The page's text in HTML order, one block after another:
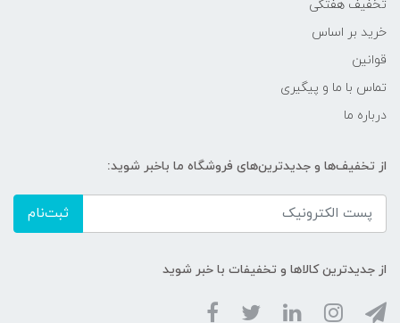
تخفیف هفتگی
خرید بر اساس
قوانین
تماس با ما و پیگیری
درباره ما
از تخفیف‌ها و جدیدترین‌های فروشگاه ما باخبر شوید:
ثبت‌نام
از جدیدترین کالاها و تخفیفات با خبر شوید